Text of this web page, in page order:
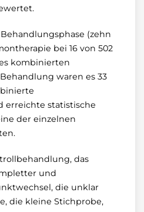
(zehn
bei 16 von 502
kombinierten
waren es 33
erreichte statistische
der einzelnen
das
und
die unklar
die kleine Stichprobe,